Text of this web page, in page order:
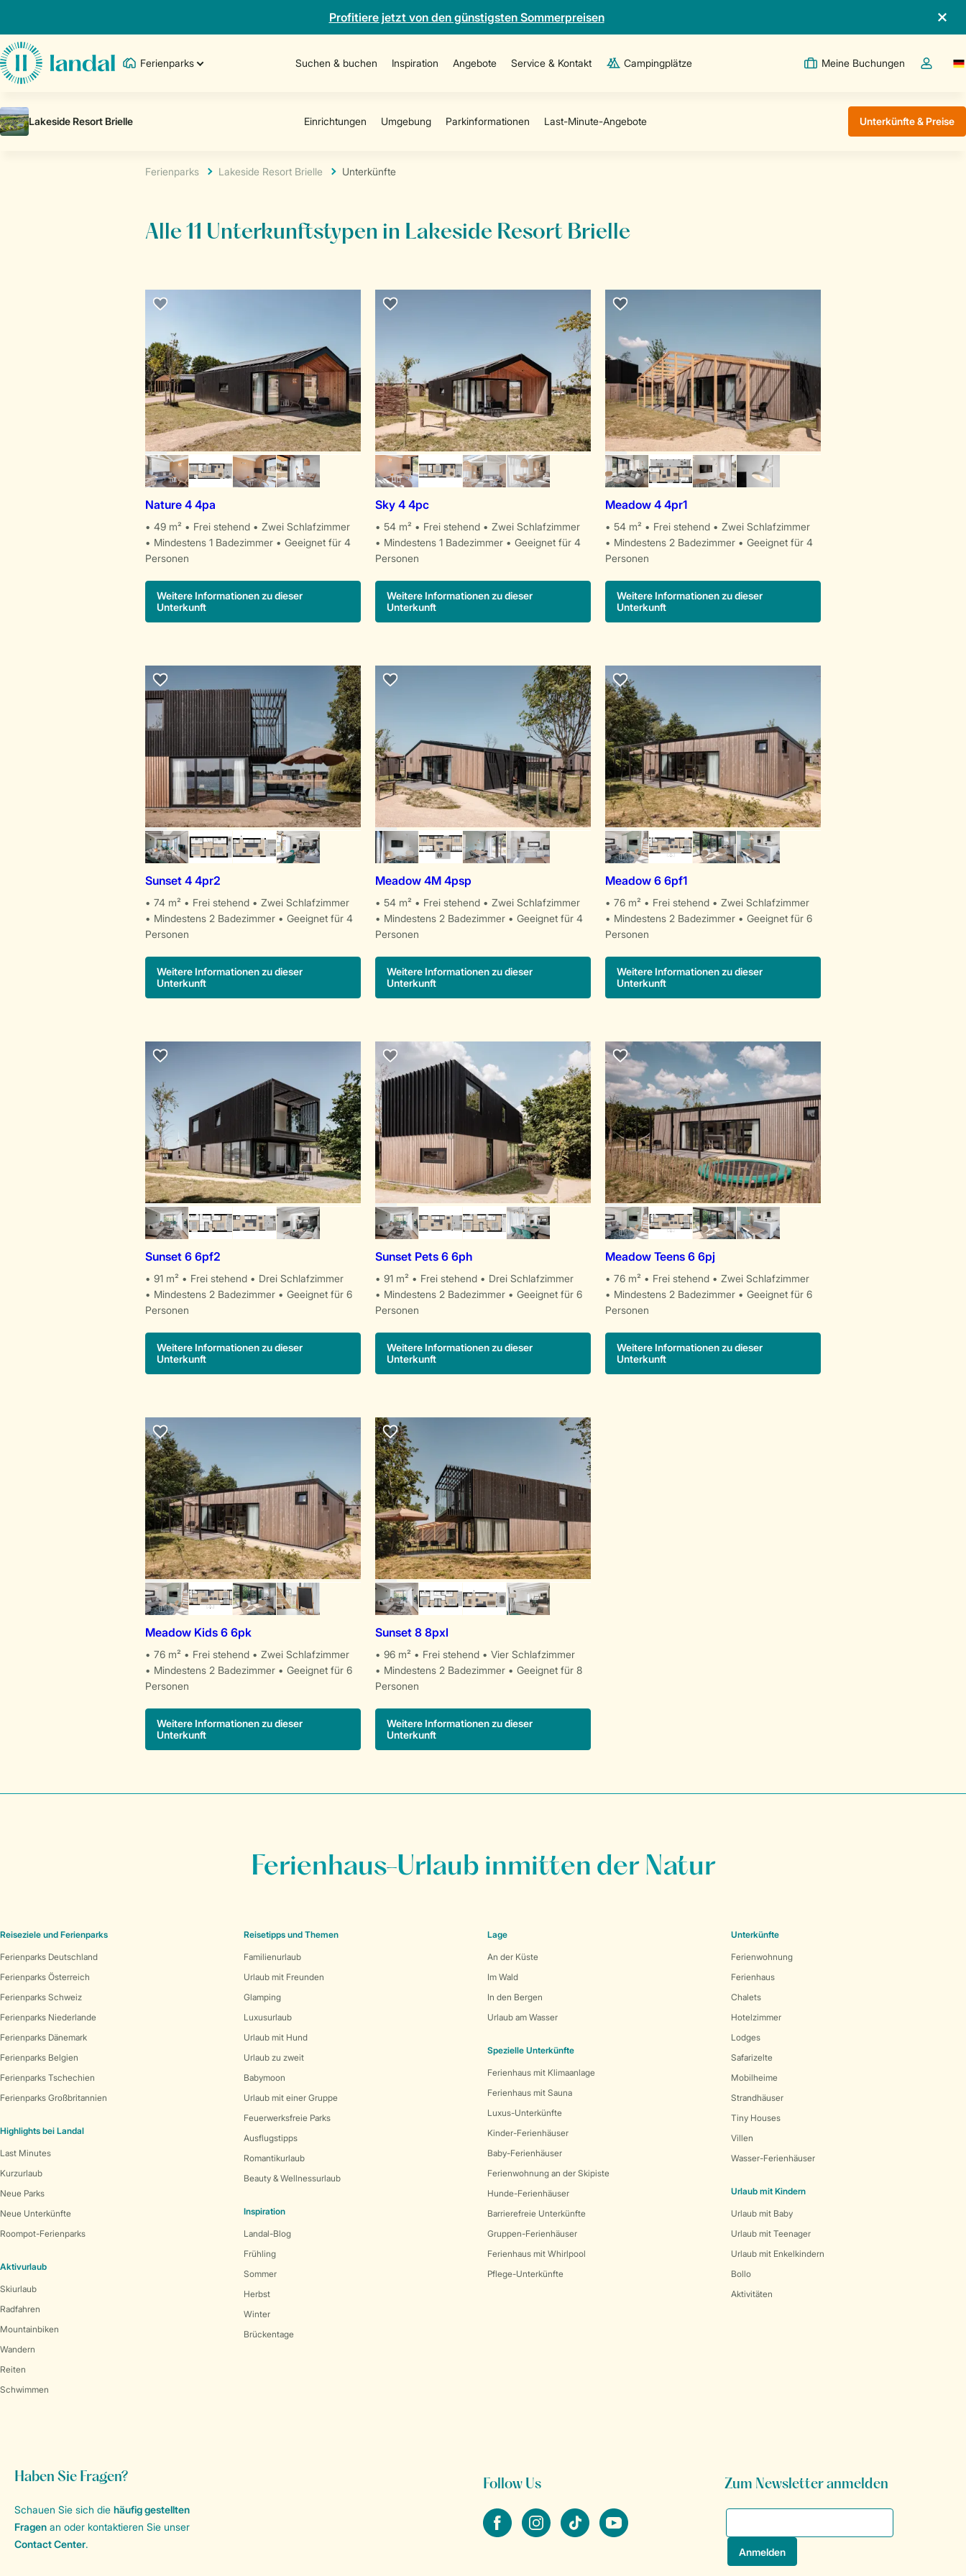
Profitiere jetzt von den günstigsten Sommerpreisen
Ferienparks Suchen & buchen Inspiration Angebote Service & Kontakt Campingplätze Meine Buchungen
Unterkünfte & Preise
Ferienparks Lakeside Resort Brielle Unterkünfte
Alle 11 Unterkunftstypen in Lakeside Resort Brielle
Nature 4 4pa
49 m² Frei stehend
Zwei Schlafzimmer
Mindestens 1 Badezimmer
Geeignet für 4
Personen
Weitere Informationen zu dieser
Unterkunft
Sky 4 4pc
54 m² Frei stehend
Zwei Schlafzimmer
Mindestens 1 Badezimmer
Geeignet für 4
Personen
Weitere Informationen zu dieser
Unterkunft
Meadow 4 4pr1
54 m² Frei stehend
Zwei Schlafzimmer
Mindestens 2 Badezimmer
Geeignet für 4
Personen
Weitere Informationen zu dieser
Unterkunft
Sunset 4 4pr2
74 m² Frei stehend
Zwei Schlafzimmer
Mindestens 2 Badezimmer
Geeignet für 4
Personen
Weitere Informationen zu dieser
Unterkunft
Meadow 4M 4psp
54 m² Frei stehend
Zwei Schlafzimmer
Mindestens 2 Badezimmer
Geeignet für 4
Personen
Weitere Informationen zu dieser
Unterkunft
Meadow 6 6pf1
76 m² Frei stehend
Zwei Schlafzimmer
Mindestens 2 Badezimmer
Geeignet für 6
Personen
Weitere Informationen zu dieser
Unterkunft
Sunset 6 6pf2
91 m² Frei stehend
Drei Schlafzimmer
Mindestens 2 Badezimmer
Geeignet für 6
Personen
Weitere Informationen zu dieser
Unterkunft
Sunset Pets 6 6ph
91 m² Frei stehend
Drei Schlafzimmer
Mindestens 2 Badezimmer
Geeignet für 6
Personen
Weitere Informationen zu dieser
Unterkunft
Meadow Teens 6 6pj
76 m² Frei stehend
Zwei Schlafzimmer
Mindestens 2 Badezimmer
Geeignet für 6
Personen
Weitere Informationen zu dieser
Unterkunft
Meadow Kids 6 6pk
76 m² Frei stehend
Zwei Schlafzimmer
Mindestens 2 Badezimmer
Geeignet für 6
Personen
Weitere Informationen zu dieser
Unterkunft
Sunset 8 8pxl
96 m² Frei stehend
Vier Schlafzimmer
Mindestens 2 Badezimmer
Geeignet für 8
Personen
Weitere Informationen zu dieser
Unterkunft
Ferienhaus-Urlaub inmitten der Natur
Reiseziele und Ferienparks
Ferienparks Deutschland
Ferienparks Österreich
Ferienparks Schweiz
Ferienparks Niederlande
Ferienparks Dänemark
Ferienparks Belgien
Ferienparks Tschechien
Ferienparks Großbritannien
Highlights bei Landal
Last Minutes
Kurzurlaub
Neue Parks
Neue Unterkünfte
Roompot-Ferienparks
Aktivurlaub
Skiurlaub
Radfahren
Mountainbiken
Wandern
Reiten
Schwimmen
Reisetipps und Themen
Familienurlaub
Urlaub mit Freunden
Glamping
Luxusurlaub
Urlaub mit Hund
Urlaub zu zweit
Babymoon
Urlaub mit einer Gruppe
Feuerwerksfreie Parks
Ausflugstipps
Romantikurlaub
Beauty & Wellnessurlaub
Inspiration
Landal-Blog
Frühling
Sommer
Herbst
Winter
Brückentage
Lage
An der Küste
Im Wald
In den Bergen
Urlaub am Wasser
Spezielle Unterkünfte
Ferienhaus mit Klimaanlage
Ferienhaus mit Sauna
Luxus-Unterkünfte
Kinder-Ferienhäuser
Baby-Ferienhäuser
Ferienwohnung an der Skipiste
Hunde-Ferienhäuser
Barrierefreie Unterkünfte
Gruppen-Ferienhäuser
Ferienhaus mit Whirlpool
Pflege-Unterkünfte
Unterkünfte
Ferienwohnung
Ferienhaus
Chalets
Hotelzimmer
Lodges
Safarizelte
Mobilheime
Strandhäuser
Tiny Houses
Villen
Wasser-Ferienhäuser
Urlaub mit Kindern
Urlaub mit Baby
Urlaub mit Teenager
Urlaub mit Enkelkindern
Bollo
Aktivitäten
Haben Sie Fragen?
Schauen Sie sich die häufig gestellten
Fragen an oder kontaktieren Sie unser
Contact Center.
Follow Us
facebookinstagramtiktok youtube
Zum Newsletter anmelden